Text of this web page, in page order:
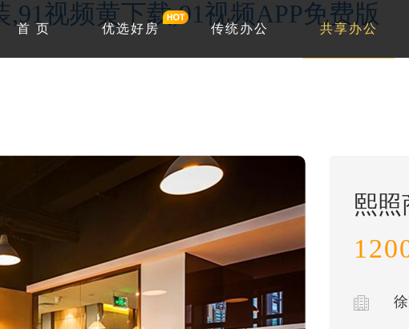
视频黄下载,91视频APP免费版
首 页 优选好房 传统办公 共享办公
熙照